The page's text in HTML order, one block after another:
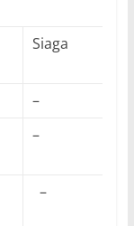
Siaga
–
–
–